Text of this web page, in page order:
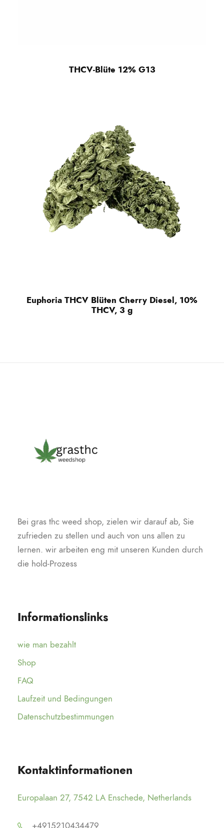
THCV-Blüte 12% G13
Euphoria THCV Blüten Cherry Diesel, 10%
THCV, 3 g
Bei gras thc weed shop, zielen wir darauf ab, Sie
zufrieden zu stellen und auch von uns allen zu
lernen. wir arbeiten eng mit unseren Kunden durch
die hold-Prozess
Informationslinks
wie man bezahlt
Shop
FAQ
Laufzeit und Bedingungen
Datenschutzbestimmungen
Kontaktinformationen
Europalaan 27, 7542 LA Enschede, Netherlands
+4915210434479